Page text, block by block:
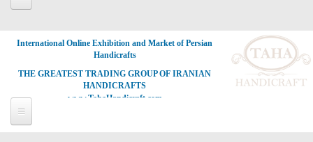
International Online Exhibition and Market of Persian
Handicrafts
THE GREATEST TRADING GROUP OF IRANIAN
HANDICRAFTS
www.TahaHandicraft.com